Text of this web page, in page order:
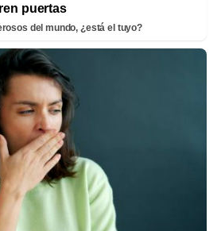
puertas
del mundo, ¿está el tuyo?